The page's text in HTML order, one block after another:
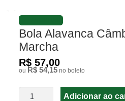
Bola Alavanca
Marcha
R$ 57,00
ou R$ 54,15 no boleto
Adicionar ao